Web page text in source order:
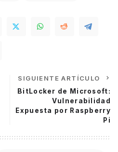
SIGUIENTE ARTÍCULO
BitLocker de Microsoft:
Vulnerabilidad
Expuesta por Raspberry
Pi